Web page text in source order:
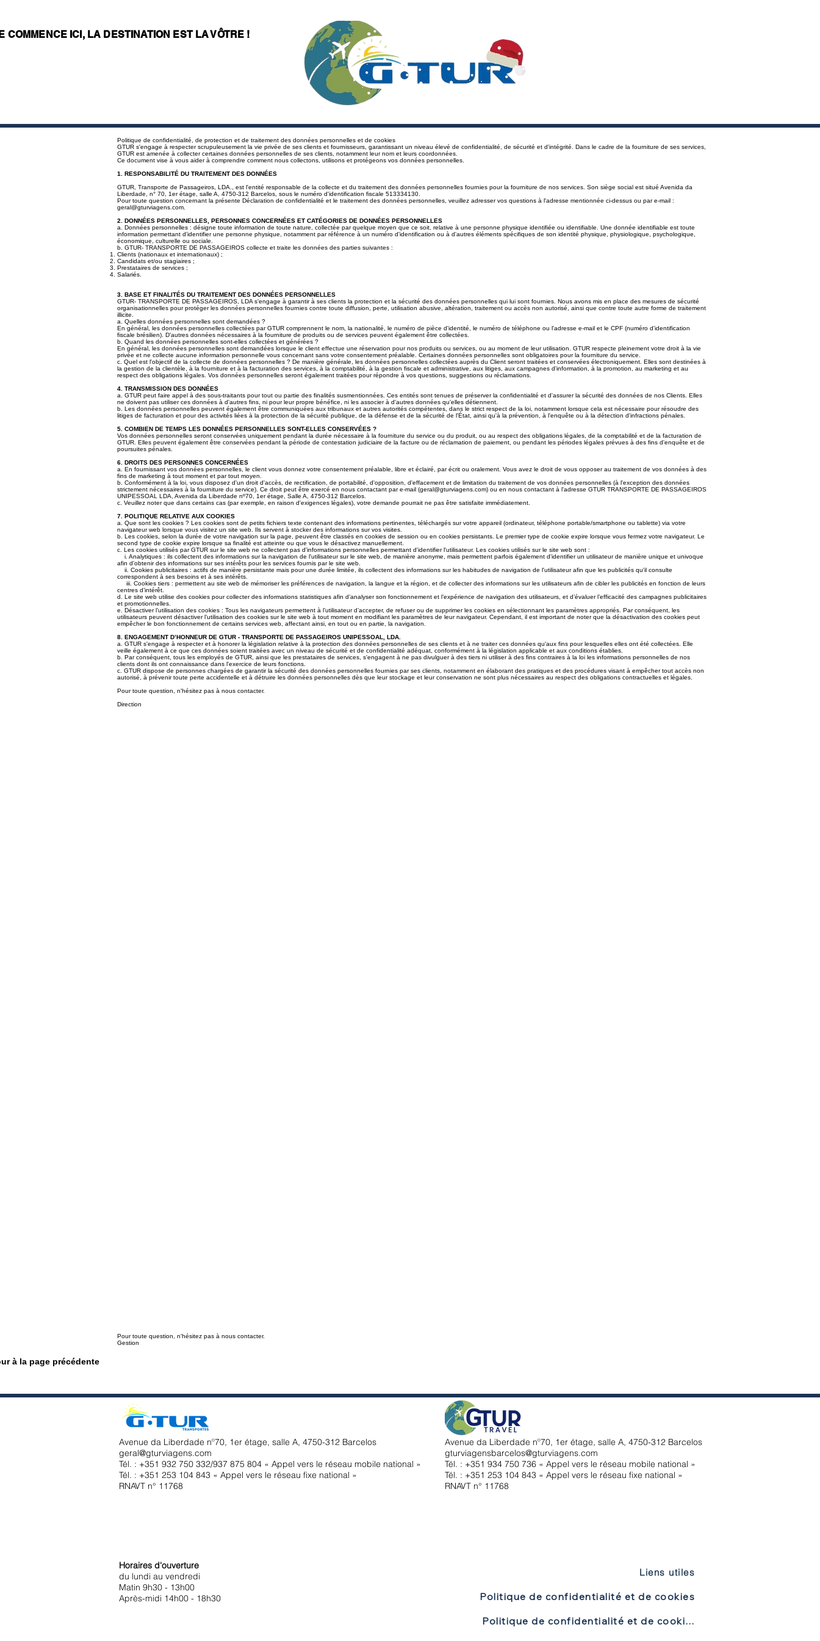
COMMENCE ICI, LA DESTINATION EST LA VÔTRE !
Politique de confidentialité, de protection et de traitement des données personnelles et de cookies
GTUR s'engage à respecter scrupuleusement la vie privée de ses clients et fournisseurs, garantissant un niveau élevé de confidentialité, de sécurité et d'intégrité. Dans le cadre de la fourniture de ses services,
GTUR est amenée à collecter certaines données personnelles de ses clients, notamment leur nom et leurs coordonnées.
Ce document vise à vous aider à comprendre comment nous collectons, utilisons et protégeons vos données personnelles.
1. RESPONSABILITÉ DU TRAITEMENT DES DONNÉES
GTUR, Transporte de Passageiros, LDA., est l'entité responsable de la collecte et du traitement des données personnelles fournies pour la fourniture de nos services. Son siège social est situé Avenida da
Liberdade, n° 70, 1er étage, salle A, 4750-312 Barcelos, sous le numéro d'identification fiscale 513334130.
Pour toute question concernant la présente Déclaration de confidentialité et le traitement des données personnelles, veuillez adresser vos questions à l'adresse mentionnée ci-dessus ou par e-mail :
geral@gturviagens.com.
2. DONNÉES PERSONNELLES, PERSONNES CONCERNÉES ET CATÉGORIES DE DONNÉES PERSONNELLES
a. Données personnelles : désigne toute information de toute nature, collectée par quelque moyen que ce soit, relative à une personne physique identifiée ou identifiable. Une donnée identifiable est toute
information permettant d'identifier une personne physique, notamment par référence à un numéro d'identification ou à d'autres éléments spécifiques de son identité physique, physiologique, psychologique,
économique, culturelle ou sociale.
b. GTUR- TRANSPORTE DE PASSAGEIROS collecte et traite les données des parties suivantes :
Clients (nationaux et internationaux) ;
Candidats et/ou stagiaires ;
Prestataires de services ;
Salariés.
3. BASE ET FINALITÉS DU TRAITEMENT DES DONNÉES PERSONNELLES
GTUR- TRANSPORTE DE PASSAGEIROS, LDA s'engage à garantir à ses clients la protection et la sécurité des données personnelles qui lui sont fournies. Nous avons mis en place des mesures de sécurité
organisationnelles pour protéger les données personnelles fournies contre toute diffusion, perte, utilisation abusive, altération, traitement ou accès non autorisé, ainsi que contre toute autre forme de traitement
illicite.
a. Quelles données personnelles sont demandées ?
En général, les données personnelles collectées par GTUR comprennent le nom, la nationalité, le numéro de pièce d'identité, le numéro de téléphone ou l'adresse e-mail et le CPF (numéro d'identification
fiscale brésilien). D'autres données nécessaires à la fourniture de produits ou de services peuvent également être collectées.
b. Quand les données personnelles sont-elles collectées et générées ?
En général, les données personnelles sont demandées lorsque le client effectue une réservation pour nos produits ou services, ou au moment de leur utilisation. GTUR respecte pleinement votre droit à la vie
privée et ne collecte aucune information personnelle vous concernant sans votre consentement préalable. Certaines données personnelles sont obligatoires pour la fourniture du service.
c. Quel est l'objectif de la collecte de données personnelles ? De manière générale, les données personnelles collectées auprès du Client seront traitées et conservées électroniquement. Elles sont destinées à
la gestion de la clientèle, à la fourniture et à la facturation des services, à la comptabilité, à la gestion fiscale et administrative, aux litiges, aux campagnes d'information, à la promotion, au marketing et au
respect des obligations légales. Vos données personnelles seront également traitées pour répondre à vos questions, suggestions ou réclamations.
4. TRANSMISSION DES DONNÉES
a. GTUR peut faire appel à des sous-traitants pour tout ou partie des finalités susmentionnées. Ces entités sont tenues de préserver la confidentialité et d'assurer la sécurité des données de nos Clients. Elles
ne doivent pas utiliser ces données à d'autres fins, ni pour leur propre bénéfice, ni les associer à d'autres données qu'elles détiennent.
b. Les données personnelles peuvent également être communiquées aux tribunaux et autres autorités compétentes, dans le strict respect de la loi, notamment lorsque cela est nécessaire pour résoudre des
litiges de facturation et pour des activités liées à la protection de la sécurité publique, de la défense et de la sécurité de l'État, ainsi qu'à la prévention, à l'enquête ou à la détection d'infractions pénales.
5. COMBIEN DE TEMPS LES DONNÉES PERSONNELLES SONT-ELLES CONSERVÉES ?
Vos données personnelles seront conservées uniquement pendant la durée nécessaire à la fourniture du service ou du produit, ou au respect des obligations légales, de la comptabilité et de la facturation de
GTUR. Elles peuvent également être conservées pendant la période de contestation judiciaire de la facture ou de réclamation de paiement, ou pendant les périodes légales prévues à des fins d'enquête et de
poursuites pénales.
6. DROITS DES PERSONNES CONCERNÉES
a. En fournissant vos données personnelles, le client vous donnez votre consentement préalable, libre et éclairé, par écrit ou oralement. Vous avez le droit de vous opposer au traitement de vos données à des
fins de marketing à tout moment et par tout moyen.
b. Conformément à la loi, vous disposez d'un droit d'accès, de rectification, de portabilité, d'opposition, d'effacement et de limitation du traitement de vos données personnelles (à l'exception des données
strictement nécessaires à la fourniture du service). Ce droit peut être exercé en nous contactant par e-mail (geral@gturviagens.com) ou en nous contactant à l'adresse GTUR TRANSPORTE DE PASSAGEIROS
UNIPESSOAL LDA, Avenida da Liberdade nº70, 1er étage, Salle A, 4750-312 Barcelos.
c. Veuillez noter que dans certains cas (par exemple, en raison d'exigences légales), votre demande pourrait ne pas être satisfaite immédiatement.
7. POLITIQUE RELATIVE AUX COOKIES
a. Que sont les cookies ? Les cookies sont de petits fichiers texte contenant des informations pertinentes, téléchargés sur votre appareil (ordinateur, téléphone portable/smartphone ou tablette) via votre
navigateur web lorsque vous visitez un site web. Ils servent à stocker des informations sur vos visites.
b. Les cookies, selon la durée de votre navigation sur la page, peuvent être classés en cookies de session ou en cookies persistants. Le premier type de cookie expire lorsque vous fermez votre navigateur. Le
second type de cookie expire lorsque sa finalité est atteinte ou que vous le désactivez manuellement.
c. Les cookies utilisés par GTUR sur le site web ne collectent pas d'informations personnelles permettant d'identifier l'utilisateur. Les cookies utilisés sur le site web sont :
i. Analytiques : ils collectent des informations sur la navigation de l'utilisateur sur le site web, de manière anonyme, mais permettent parfois également d'identifier un utilisateur de manière unique et univoque
afin d'obtenir des informations sur ses intérêts pour les services fournis par le site web.
ii. Cookies publicitaires : actifs de manière persistante mais pour une durée limitée, ils collectent des informations sur les habitudes de navigation de l'utilisateur afin que les publicités qu'il consulte
correspondent à ses besoins et à ses intérêts.
iii. Cookies tiers : permettent au site web de mémoriser les préférences de navigation, la langue et la région, et de collecter des informations sur les utilisateurs afin de cibler les publicités en fonction de leurs
centres d’intérêt.
d. Le site web utilise des cookies pour collecter des informations statistiques afin d’analyser son fonctionnement et l’expérience de navigation des utilisateurs, et d’évaluer l’efficacité des campagnes publicitaires
et promotionnelles.
e. Désactiver l’utilisation des cookies : Tous les navigateurs permettent à l’utilisateur d’accepter, de refuser ou de supprimer les cookies en sélectionnant les paramètres appropriés. Par conséquent, les
utilisateurs peuvent désactiver l’utilisation des cookies sur le site web à tout moment en modifiant les paramètres de leur navigateur. Cependant, il est important de noter que la désactivation des cookies peut
empêcher le bon fonctionnement de certains services web, affectant ainsi, en tout ou en partie, la navigation.
8. ENGAGEMENT D’HONNEUR DE GTUR - TRANSPORTE DE PASSAGEIROS UNIPESSOAL, LDA.
a. GTUR s'engage à respecter et à honorer la législation relative à la protection des données personnelles de ses clients et à ne traiter ces données qu'aux fins pour lesquelles elles ont été collectées. Elle
veille également à ce que ces données soient traitées avec un niveau de sécurité et de confidentialité adéquat, conformément à la législation applicable et aux conditions établies.
b. Par conséquent, tous les employés de GTUR, ainsi que les prestataires de services, s'engagent à ne pas divulguer à des tiers ni utiliser à des fins contraires à la loi les informations personnelles de nos
clients dont ils ont connaissance dans l'exercice de leurs fonctions.
c. GTUR dispose de personnes chargées de garantir la sécurité des données personnelles fournies par ses clients, notamment en élaborant des pratiques et des procédures visant à empêcher tout accès non
autorisé, à prévenir toute perte accidentelle et à détruire les données personnelles dès que leur stockage et leur conservation ne sont plus nécessaires au respect des obligations contractuelles et légales.
Pour toute question, n'hésitez pas à nous contacter.
Direction
Pour toute question, n'hésitez pas à nous contacter.
Gestion
à la page précédente
Avenue da Liberdade nº70, 1er étage, salle A, 4750-312 Barcelos
geral@gturviagens.com
Tél. : +351 932 750 332/937 875 804 « Appel vers le réseau mobile national »
Tél. : +351 253 104 843 « Appel vers le réseau fixe national »
RNAVT n° 11768
Horaires d'ouverture
du lundi au vendredi
Matin 9h30 - 13h00
Après-midi 14h00 - 18h30
Avenue da Liberdade nº70, 1er étage, salle A, 4750-312 Barcelos
gturviagensbarcelos@gturviagens.com
Tél. : +351 934 750 736 « Appel vers le réseau mobile national »
Tél. : +351 253 104 843 « Appel vers le réseau fixe national »
RNAVT n° 11768
Liens utiles
Politique de confidentialité et de cookies
Politique de confidentialité et de cookies